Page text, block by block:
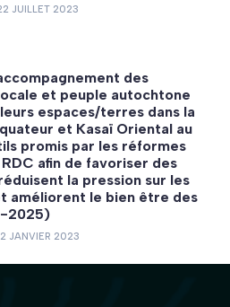
JUILLET 2023
des
et peuple autochtone
espaces/terres dans la
et Kasaï Oriental au
promis par les réformes
afin de favoriser des
la pression sur les
améliorent le bien être des
2025)
JANVIER 2023